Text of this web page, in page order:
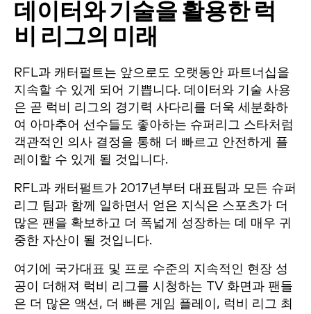
데이터와 기술을 활용한 럭
비 리그의 미래
RFL과 캐터펄트는 앞으로도 오랫동안 파트너십을
지속할 수 있게 되어 기쁩니다. 데이터와 기술 사용
은 곧 럭비 리그의 경기력 사다리를 더욱 세분화하
여 아마추어 선수들도 좋아하는 슈퍼리그 스타처럼
객관적인 의사 결정을 통해 더 빠르고 안전하게 플
레이할 수 있게 될 것입니다.
RFL과 캐터펄트가 2017년부터 대표팀과 모든 슈퍼
리그 팀과 함께 일하면서 얻은 지식은 스포츠가 더
많은 팬을 확보하고 더 폭넓게 성장하는 데 매우 귀
중한 자산이 될 것입니다.
여기에 국가대표 및 프로 수준의 지속적인 현장 성
공이 더해져 럭비 리그를 시청하는 TV 화면과 팬들
은 더 많은 액션, 더 빠른 게임 플레이, 럭비 리그 최